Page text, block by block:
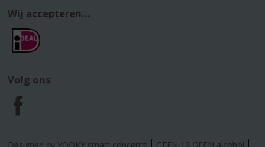
Wij accepteren...
Volg ons
F
a